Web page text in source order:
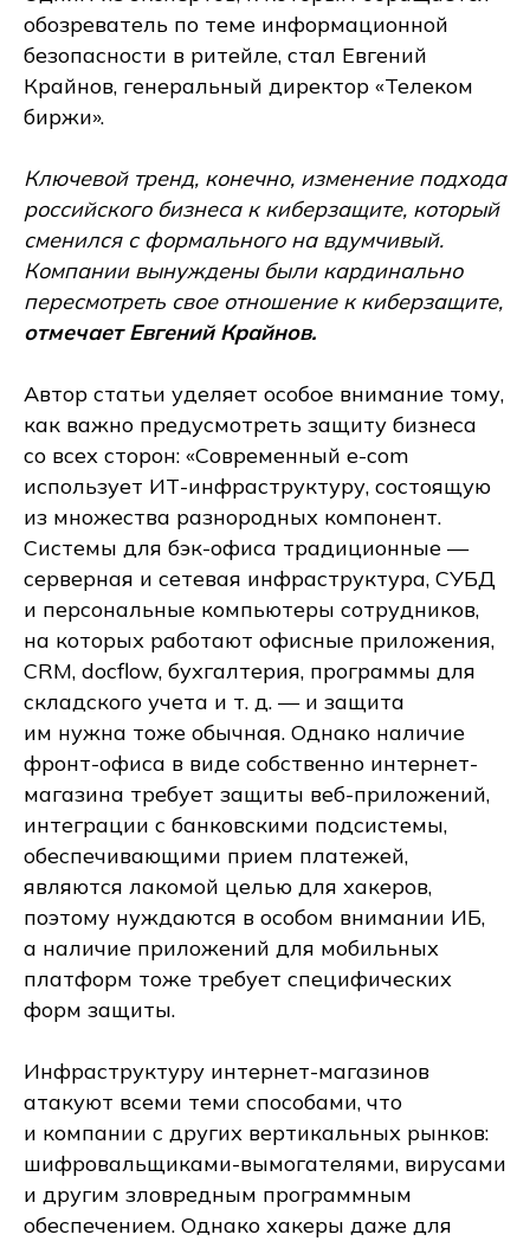
обозреватель по теме информационной
безопасности в ритейле, стал Евгений
Крайнов, генеральный директор «Телеком
биржи».
Ключевой тренд, конечно, изменение подхода
российского бизнеса к киберзащите, который
сменился с формального на вдумчивый.
Компании вынуждены были кардинально
пересмотреть свое отношение к киберзащите,
отмечает Евгений Крайнов.
Автор статьи уделяет особое внимание тому,
как важно предусмотреть защиту бизнеса
со всех сторон: «Современный e-com
использует ИТ-инфраструктуру, состоящую
из множества разнородных компонент.
Системы для бэк-офиса традиционные —
серверная и сетевая инфраструктура, СУБД
и персональные компьютеры сотрудников,
на которых работают офисные приложения,
CRM, docflow, бухгалтерия, программы для
складского учета и т. д. — и защита
им нужна тоже обычная. Однако наличие
фронт-офиса в виде собственно интернет-
магазина требует защиты веб-приложений,
интеграции с банковскими подсистемы,
обеспечивающими прием платежей,
являются лакомой целью для хакеров,
поэтому нуждаются в особом внимании ИБ,
а наличие приложений для мобильных
платформ тоже требует специфических
форм защиты.
Инфраструктуру интернет-магазинов
атакуют всеми теми способами, что
и компании с других вертикальных рынков:
шифровальщиками-вымогателями, вирусами
и другим зловредным программным
обеспечением. Однако хакеры даже для